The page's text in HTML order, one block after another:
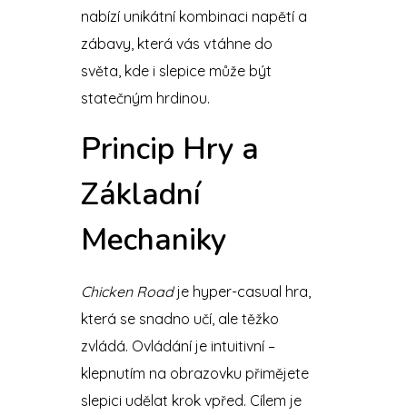
nabízí unikátní kombinaci napětí a
zábavy, která vás vtáhne do
světa, kde i slepice může být
statečným hrdinou.
Princip Hry a
Základní
Mechaniky
Chicken Roadje hyper-casual hra,
která se snadno učí, ale těžko
zvládá. Ovládání je intuitivní –
klepnutím na obrazovku přimějete
slepici udělat krok vpřed. Cílem je